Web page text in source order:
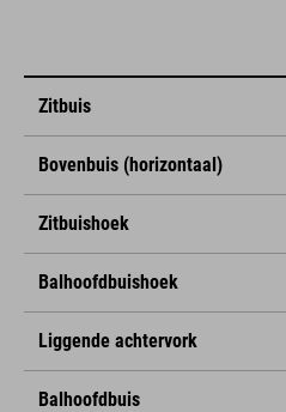
Zitbuis
Bovenbuis (horizontaal)
Zitbuishoek
Balhoofdbuishoek
Liggende achtervork
Balhoofdbuis